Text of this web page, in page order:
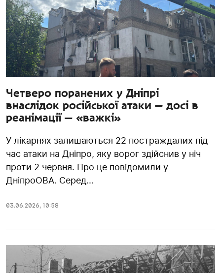
Четверо поранених у Дніпрі
внаслідок російської атаки — досі в
реанімації — «важкі»
У лікарнях залишаються 22 постраждалих під
час атаки на Дніпро, яку ворог здійснив у ніч
проти 2 червня. Про це повідомили у
ДніпроОВА. Серед...
03.06.2026, 10:58